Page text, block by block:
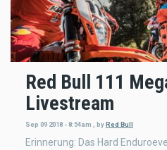
Red Bull 111
Livestream
Sep 09 2018 - 8:54am byRed Bull
Erinnerung: Das Hard